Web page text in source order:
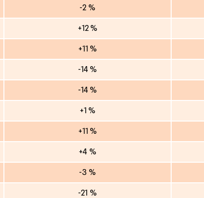
-2 %
+12 %
+11 %
-14 %
-14 %
+1 %
+11 %
+4 %
-3 %
-21 %